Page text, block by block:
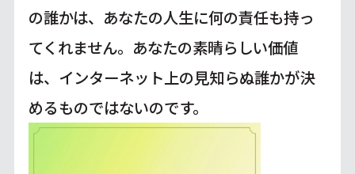
の誰かは、あなたの人生に何の責任も持っ
てくれません。あなたの素晴らしい価値
は、インターネット上の見知らぬ誰かが決
めるものではないのです。